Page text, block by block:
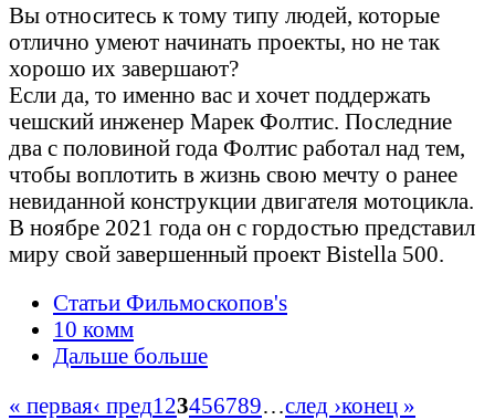
Вы относитесь к тому типу людей, которые
отлично умеют начинать проекты, но не так
хорошо их завершают?
Если да, то именно вас и хочет поддержать
чешский инженер Марек Фолтис. Последние
два с половиной года Фолтис работал над тем,
чтобы воплотить в жизнь свою мечту о ранее
невиданной конструкции двигателя мотоцикла.
В ноябре 2021 года он с гордостью представил
миру свой завершенный проект Bistella 500.
Статьи Фильмоскопов's
10 комм
Дальше больше
« первая‹ пред1 23456789…след ›конец »